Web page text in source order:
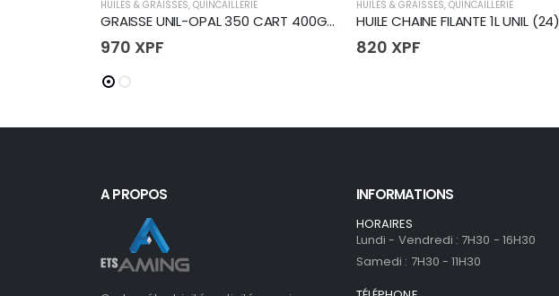
HUILES & GRAISSES, QUINCAILLERIE
GRAISSE UNIL-OPAL 350 CART 400G(24)
970 XPF
HUILES & GRAISSES, QUINCAILLERIE
HUILE CHAINE FILANTE 1L UNIL (24)
820 XPF
A PROPOS INFORMATIONS
HORAIRES
Lundi - Vendredi : 7H30 - 16H30
Samedi : 7H30 - 11H30